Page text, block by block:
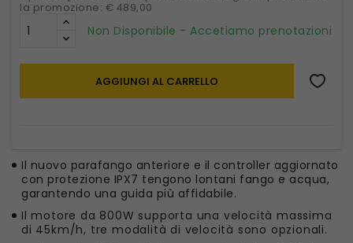
la promozione: € 489,00
Non Disponibile - Accetiamo prenotazioni
AGGIUNGI AL CARRELLO
Il nuovo parafango anteriore e il controller aggiornato
con protezione IPX7 tengono lontani fango e acqua,
garantendo una guida più affidabile.
Il motore da 800W supporta una velocità massima
di 45km/h, tre modalità di velocità sono opzionali.